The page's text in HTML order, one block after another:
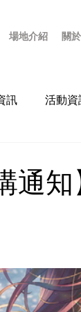
場地介紹 關
訊 活動資
通